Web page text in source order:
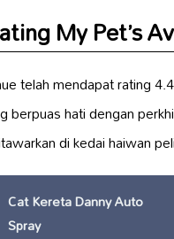
My Pet’s
telah mendapat rating
berpuas hati dengan
di kedai haiwan
Cat Kereta Danny Auto
Spray